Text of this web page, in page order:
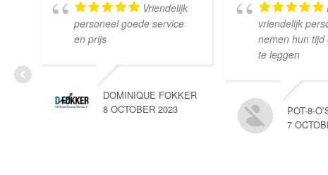
Vriendelijk
personeel goede service
en prijs
DOMINIQUE FOKKER
8 OCTOBER 2023
vriendelijk
nemen hun tijd
te leggen
POT-8-
7